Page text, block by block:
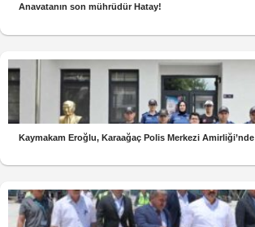
Anavatanın son mührüdür Hatay!
Kaymakam Eroğlu, Karaağaç Polis Merkezi Amirliği’nde